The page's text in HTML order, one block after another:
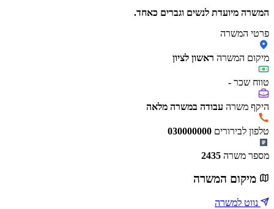
המשרה מיועדת לנשים וגברים כאחד.
פרטי המשרה
מיקום המשרה ראשון לציון
טווח שכר -
היקף משרה עבודה במשרה מלאה
טלפון לבירורים 030000000
מספר משרה 2435
מיקום המשרה
נווט למשרה